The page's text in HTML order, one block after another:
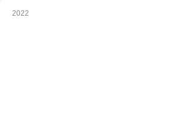
2022